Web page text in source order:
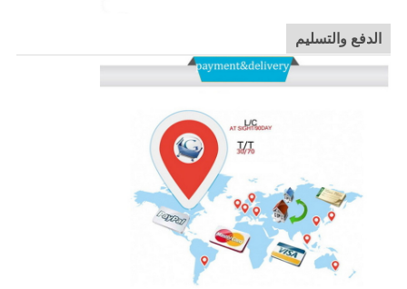
الدفع والتسليم